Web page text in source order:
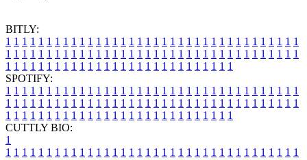
BITLY:
1 1 1 1 1 1 1 1 1 1 1 1 1 1 1 1 1 1 1 1 1 1 1 1 1 1 1 1 1 1 1 1 1 1 1 1
1 1 1 1 1 1 1 1 1 1 1 1 1 1 1 1 1 1 1 1 1 1 1 1 1 1 1 1 1 1 1 1 1 1 1 1
1 1 1 1 1 1 1 1 1 1 1 1 1 1 1 1 1 1 1 1 1 1 1 1 1 1 1 1
SPOTIFY:
1 1 1 1 1 1 1 1 1 1 1 1 1 1 1 1 1 1 1 1 1 1 1 1 1 1 1 1 1 1 1 1 1 1 1 1
1 1 1 1 1 1 1 1 1 1 1 1 1 1 1 1 1 1 1 1 1 1 1 1 1 1 1 1 1 1 1 1 1 1 1 1
1 1 1 1 1 1 1 1 1 1 1 1 1 1 1 1 1 1 1 1 1 1 1 1 1 1 1 1
CUTTLY BIO:
1
1 1 1 1 1 1 1 1 1 1 1 1 1 1 1 1 1 1 1 1 1 1 1 1 1 1 1 1 1 1 1 1 1 1 1 1